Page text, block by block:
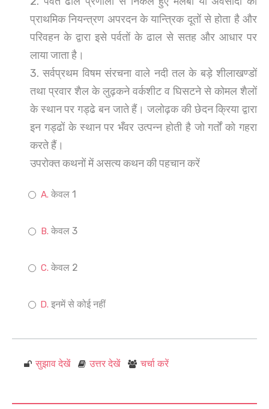
प्राथमिक नियन्त्रण अपरदन के यान्त्रिक दूतों से होता है और
परिवहन के द्वारा इसे पर्वतों के ढाल से सतह और आधार पर
लाया जाता है।
3. सर्वप्रथम विषम संरचना वाले नदी तल के बड़े शीलाखण्डों
तथा प्रवार शैल के लुढ़कने वर्कशीट व घिसटने से कोमल शैलों
के स्थान पर गड्ढे बन जाते हैं। जलोढ़क की छेदन क्रिया द्वारा
इन गड्ढों के स्थान पर भँवर उत्पन्न होती है जो गर्तों को गहरा
करते हैं।
उपरोक्त कथनों में असत्य कथन की पहचान करें
केवल 1
केवल 3
केवल 2
इनमें से कोई नहीं
सुझाव देखें उत्तर देखें चर्चा करें